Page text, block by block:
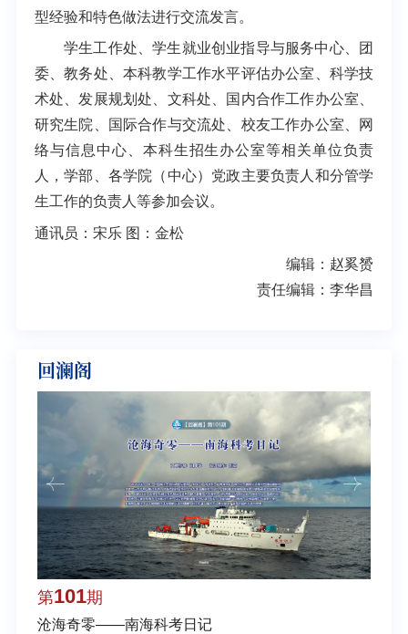
型经验和特色做法进行交流发言。
学生工作处、学生就业创业指导与服务中心、团
委、教务处、本科教学工作水平评估办公室、科学技
术处、发展规划处、文科处、国内合作工作办公室、
研究生院、国际合作与交流处、校友工作办公室、网
络与信息中心、本科生招生办公室等相关单位负责
人，学部、各学院（中心）党政主要负责人和分管学
生工作的负责人等参加会议。
通讯员：宋乐 图：金松
编辑：赵奚赟
责任编辑：李华昌
回澜阁
第101期
沧海奇零——南海科考日记